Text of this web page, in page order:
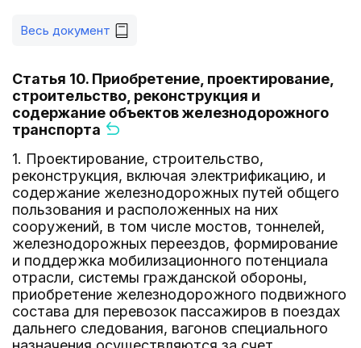
Весь документ
Статья 10. Приобретение, проектирование,
строительство, реконструкция и
содержание объектов железнодорожного
транспорта
1. Проектирование, строительство,
реконструкция, включая электрификацию, и
содержание железнодорожных путей общего
пользования и расположенных на них
сооружений, в том числе мостов, тоннелей,
железнодорожных переездов, формирование
и поддержка мобилизационного потенциала
отрасли, системы гражданской обороны,
приобретение железнодорожного подвижного
состава для перевозок пассажиров в поездах
дальнего следования, вагонов специального